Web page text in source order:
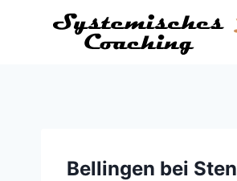
Bellingen bei